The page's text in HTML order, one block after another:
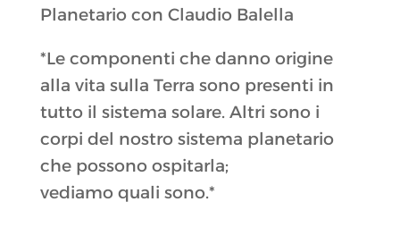
Planetario con Claudio Balella
*Le componenti che danno origine
alla vita sulla Terra sono presenti in
tutto il sistema solare. Altri sono i
corpi del nostro sistema planetario
che possono ospitarla;
vediamo quali sono.*